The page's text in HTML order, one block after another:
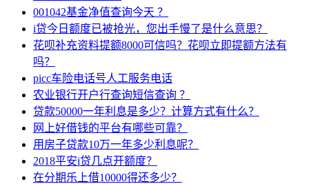
001042基金净值查询今天 ？
i贷今日额度已被抢光，您出手慢了是什么意思？
花呗补充资料提额8000可信吗？花呗立即提额方法有
吗？
picc车险电话号人工服务电话
农业银行开户行查询短信查询 ？
贷款50000一年利息是多少？计算方式有什么？
网上好借钱的平台有哪些可靠？
用房子贷款10万一年多少利息呢？
2018平安i贷几点开额度？
在分期乐上借10000得还多少？